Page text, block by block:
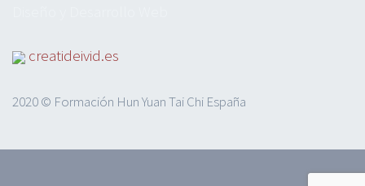
creatideivid.es
2020 © Formación Hun Yuan Tai Chi España